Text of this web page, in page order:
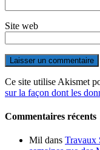
Site web
Ce site utilise Akismet
sur la façon dont les
Commentaires récents
Mil dans Travaux